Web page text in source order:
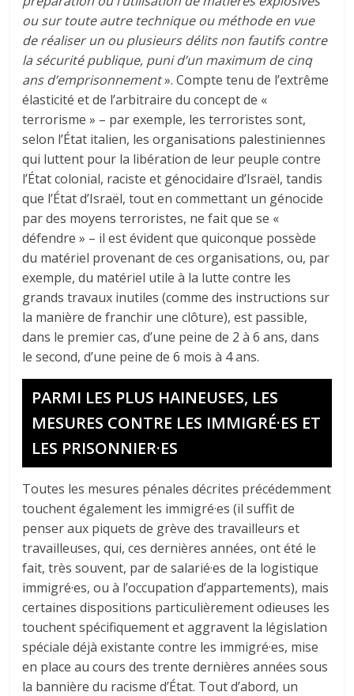
ou sur toute autre technique ou méthode en vue
de réaliser un ou plusieurs délits non fautifs contre
la sécurité publique, puni d’un maximum de cinq
ans d’emprisonnement». Compte tenu de l’extrême
élasticité et de l’arbitraire du concept de «
terrorisme » – par exemple, les terroristes sont,
selon l’État italien, les organisations palestiniennes
qui luttent pour la libération de leur peuple contre
l’État colonial, raciste et génocidaire d’Israël, tandis
que l’État d’Israël, tout en commettant un génocide
par des moyens terroristes, ne fait que se «
défendre » – il est évident que quiconque possède
du matériel provenant de ces organisations, ou, par
exemple, du matériel utile à la lutte contre les
grands travaux inutiles (comme des instructions sur
la manière de franchir une clôture), est passible,
dans le premier cas, d’une peine de 2 à 6 ans, dans
le second, d’une peine de 6 mois à 4 ans.
PARMI LES PLUS HAINEUSES, LES
MESURES CONTRE LES IMMIGRÉ·ES ET
LES PRISONNIER·ES
Toutes les mesures pénales décrites précédemment
touchent également les immigré·es (il suffit de
penser aux piquets de grève des travailleurs et
travailleuses, qui, ces dernières années, ont été le
fait, très souvent, par de salarié·es de la logistique
immigré·es, ou à l’occupation d’appartements), mais
certaines dispositions particulièrement odieuses les
touchent spécifiquement et aggravent la législation
spéciale déjà existante contre les immigré·es, mise
en place au cours des trente dernières années sous
la bannière du racisme d’État. Tout d’abord, un